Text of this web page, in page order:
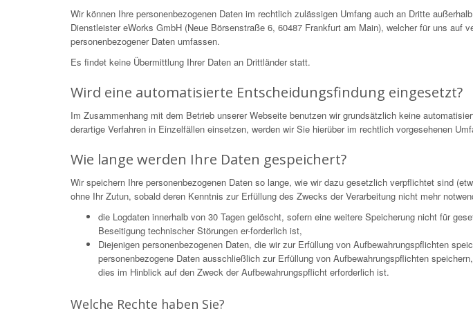
Wir können Ihre personenbezogenen Daten im rechtlich zulässigen Umfang auch an Dritte
Dienstleister eWorks GmbH (Neue Börsenstraße 6, 60487 Frankfurt am Main), welcher für uns auf
personenbezogener Daten umfassen.
Es findet keine Übermittlung Ihrer Daten an Drittländer statt.
Wird eine automatisierte Entscheidungsfindung eingesetzt?
Im Zusammenhang mit dem Betrieb unserer Webseite benutzen wir grundsätzlich keine
derartige Verfahren in Einzelfällen einsetzen, werden wir Sie hierüber im rechtlich vorgesehenen
Wie lange werden Ihre Daten gespeichert?
Wir speichern Ihre personenbezogenen Daten so lange, wie wir dazu gesetzlich verpflichtet sind
ohne Ihr Zutun, sobald deren Kenntnis zur Erfüllung des Zwecks der Verarbeitung nicht mehr
die Logdaten innerhalb von 30 Tagen gelöscht, sofern eine weitere Speicherung nicht für
Beseitigung technischer Störungen er-forderlich ist,
Diejenigen personenbezogenen Daten, die wir zur Erfüllung von Aufbewahrungspflichten
personenbezogene Daten ausschließlich zur Erfüllung von Aufbewahrungspflichten
dies im Hinblick auf den Zweck der Aufbewahrungspflicht erforderlich ist.
Welche Rechte haben Sie?